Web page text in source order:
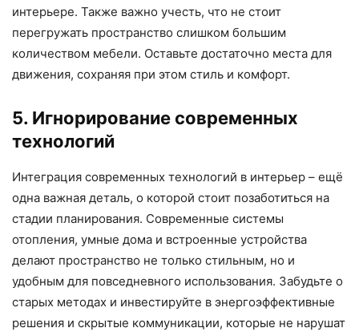
интерьере. Также важно учесть, что не стоит
перегружать пространство слишком большим
количеством мебели. Оставьте достаточно места для
движения, сохраняя при этом стиль и комфорт.
5. Игнорирование современных
технологий
Интеграция современных технологий в интерьер – ещё
одна важная деталь, о которой стоит позаботиться на
стадии планирования. Современные системы
отопления, умные дома и встроенные устройства
делают пространство не только стильным, но и
удобным для повседневного использования. Забудьте о
старых методах и инвестируйте в энергоэффективные
решения и скрытые коммуникации, которые не нарушат